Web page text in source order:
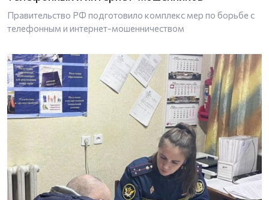
Правительство РФ подготовило комплекс мер по борьбе с
телефонным и интернет-мошенничеством